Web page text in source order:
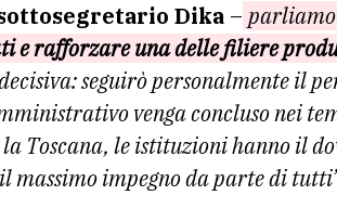
Dika – parliamo
e rafforzare una delle filiere
seguirò personalmente il
venga concluso nei
Toscana, le istituzioni hanno il
massimo impegno da parte di